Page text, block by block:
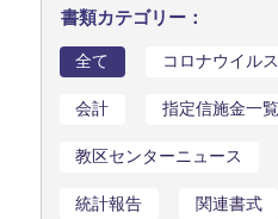
書類カテゴリー：
全て コロナウイル
会計 指定信施金一
教区センターニュース
統計報告 関連書式